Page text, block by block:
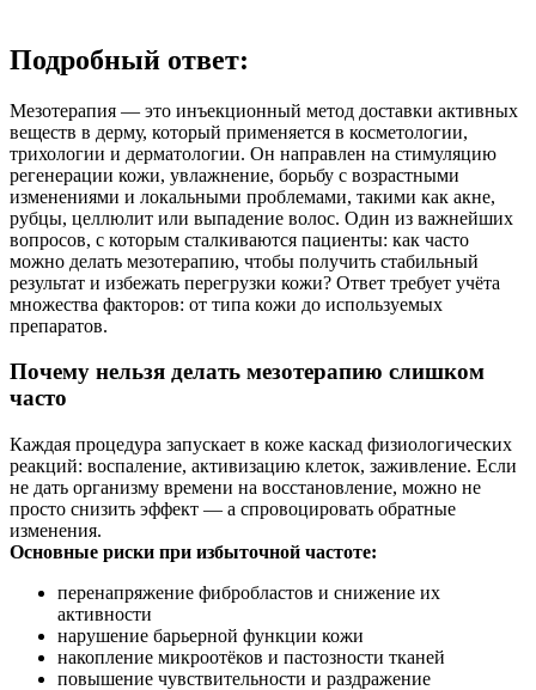
Подробный ответ:
Мезотерапия — это инъекционный метод доставки активных
веществ в дерму, который применяется в косметологии,
трихологии и дерматологии. Он направлен на стимуляцию
регенерации кожи, увлажнение, борьбу с возрастными
изменениями и локальными проблемами, такими как акне,
рубцы, целлюлит или выпадение волос. Один из важнейших
вопросов, с которым сталкиваются пациенты: как часто
можно делать мезотерапию, чтобы получить стабильный
результат и избежать перегрузки кожи? Ответ требует учёта
множества факторов: от типа кожи до используемых
препаратов.
Почему нельзя делать мезотерапию слишком
часто
Каждая процедура запускает в коже каскад физиологических
реакций: воспаление, активизацию клеток, заживление. Если
не дать организму времени на восстановление, можно не
просто снизить эффект — а спровоцировать обратные
изменения.
Основные риски при избыточной частоте:
перенапряжение фибробластов и снижение их
активности
нарушение барьерной функции кожи
накопление микроотёков и пастозности тканей
повышение чувствительности и раздражение